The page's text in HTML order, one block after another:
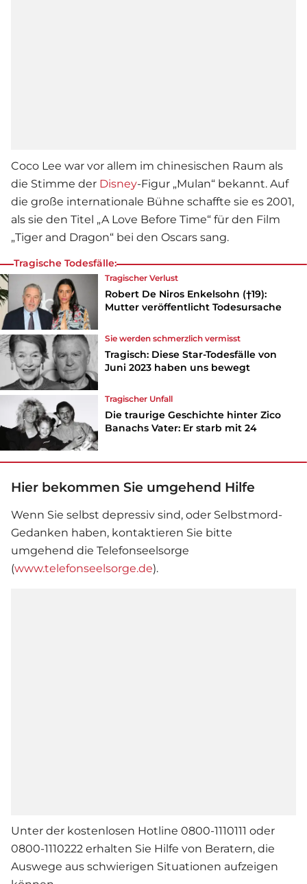
Coco Lee war vor allem im chinesischen Raum als
die Stimme der Disney-Figur „Mulan“ bekannt. Auf
die große internationale Bühne schaffte sie es 2001,
als sie den Titel „A Love Before Time“ für den Film
„Tiger and Dragon“ bei den Oscars sang.
Tragische Todesfälle:
Tragischer Verlust
Robert De Niros Enkelsohn (†19):
Mutter veröffentlicht Todesursache
Sie werden schmerzlich vermisst
Tragisch: Diese Star-Todesfälle von
Juni 2023 haben uns bewegt
Tragischer Unfall
Die traurige Geschichte hinter Zico
Banachs Vater: Er starb mit 24
Hier bekommen Sie umgehend Hilfe
Wenn Sie selbst depressiv sind, oder Selbstmord-
Gedanken haben, kontaktieren Sie bitte
umgehend die Telefonseelsorge
(www.telefonseelsorge.de).
Unter der kostenlosen Hotline 0800-1110111 oder
0800-1110222 erhalten Sie Hilfe von Beratern, die
Auswege aus schwierigen Situationen aufzeigen